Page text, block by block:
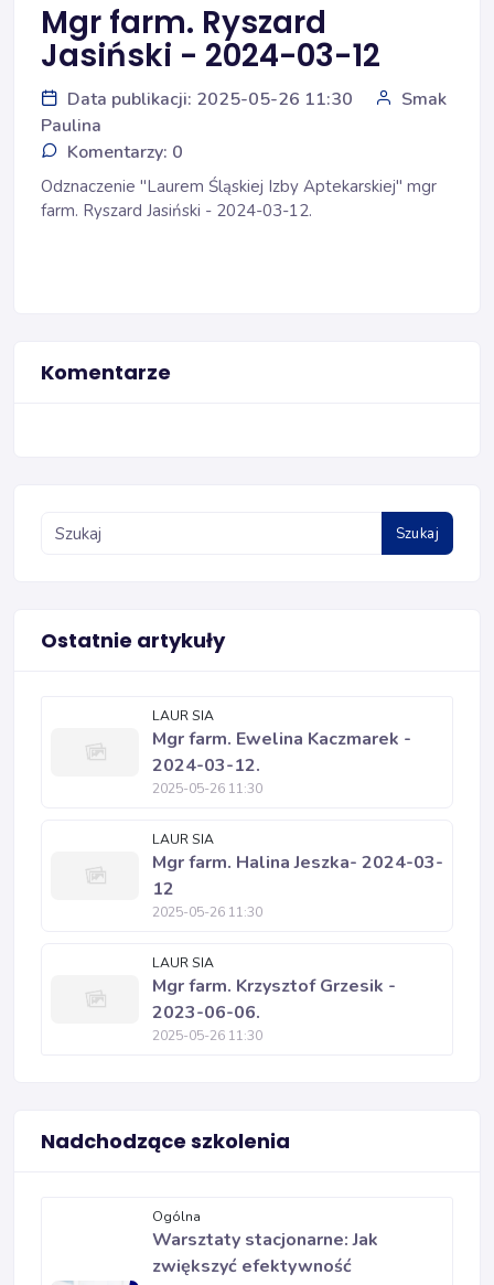
Mgr farm. Ryszard
Jasiński - 2024-03-12
Data publikacji: 2025-05-26 11:30
Smak
Paulina
Komentarzy: 0
Odznaczenie "Laurem Śląskiej Izby Aptekarskiej" mgr
farm. Ryszard Jasiński - 2024-03-12.
Komentarze
Szukaj
Ostatnie artykuły
LAUR SIA
Mgr farm. Ewelina Kaczmarek -
2024-03-12.
2025-05-26 11:30
LAUR SIA
Mgr farm. Halina Jeszka- 2024-03-
12
2025-05-26 11:30
LAUR SIA
Mgr farm. Krzysztof Grzesik -
2023-06-06.
2025-05-26 11:30
Nadchodzące szkolenia
Ogólna
Warsztaty stacjonarne: Jak
zwiększyć efektywność